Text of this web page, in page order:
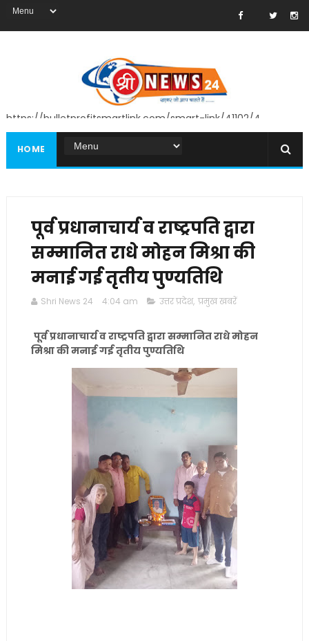
https://bulletprofitsmartlink.com/smart-link/41102/4
HOME
पूर्व प्रधानाचार्य व राष्ट्रपति द्वारा
सम्मानित राधे मोहन मिश्रा की
मनाई गई तृतीय पुण्यतिथि
Shri News 24 4:04 am उत्तर प्रदेश, प्रमुख खबरें
पूर्व प्रधानाचार्य व राष्ट्रपति द्वारा सम्मानित राधे मोहन
मिश्रा की मनाई गई तृतीय पुण्यतिथि